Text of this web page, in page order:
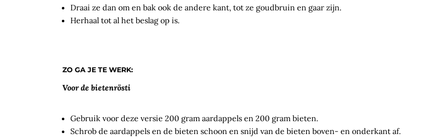
Draai ze dan om en bak ook de andere kant, tot ze goudbruin en gaar zijn.
Herhaal tot al het beslag op is.
ZO GA JE TE WERK:
Voor de bietenrösti
Gebruik voor deze versie 200 gram aardappels en 200 gram bieten.
Schrob de aardappels en de bieten schoon en snijd van de bieten boven- en onderkant af.